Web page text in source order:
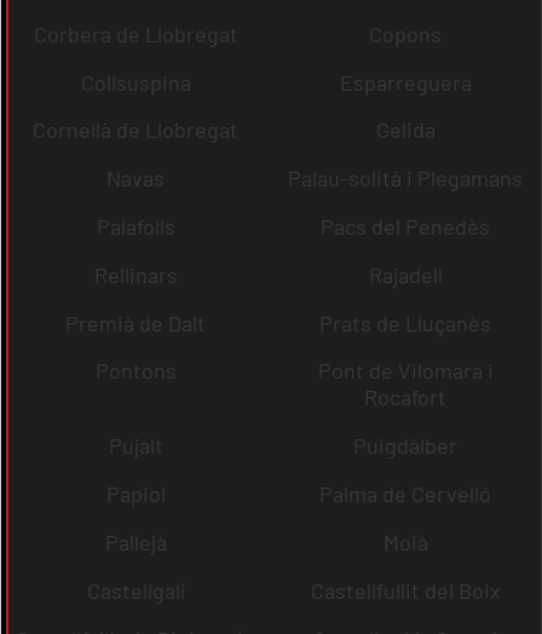
Corbera de Llobregat
Copons
Collsuspina
Esparreguera
Cornellà de Llobregat
Gelida
Navas
Palau-solità i Plegamans
Palafolls
Pacs del Penedès
Rellinars
Rajadell
Premià de Dalt
Prats de Lluçanès
Pontons
Pont de Vilomara i
Rocafort
Pujalt
Puigdàlber
Papiol
Palma de Cervelló
Pallejà
Moià
Castellgalí
Castellfullit del Boix